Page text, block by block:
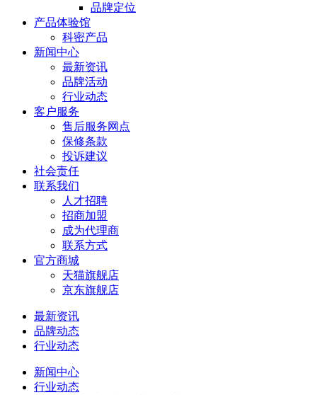
品牌定位
产品体验馆
科密产品
新闻中心
最新资讯
品牌活动
行业动态
客户服务
售后服务网点
保修条款
投诉建议
社会责任
联系我们
人才招聘
招商加盟
成为代理商
联系方式
官方商城
天猫旗舰店
京东旗舰店
最新资讯
品牌动态
行业动态
新闻中心
行业动态